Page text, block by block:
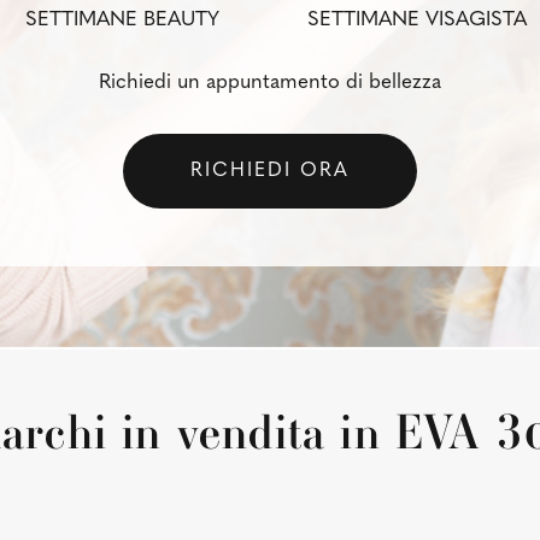
SETTIMANE BEAUTY SETTIMANE VISAGISTA
Richiedi un appuntamento di bellezza
RICHIEDI ORA
in vendita in EVA